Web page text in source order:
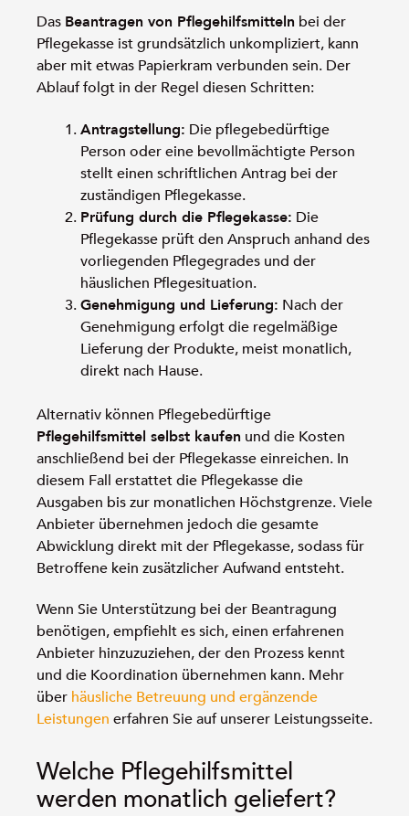
Das Beantragen von Pflegehilfsmitteln bei der
Pflegekasse ist grundsätzlich unkompliziert, kann
aber mit etwas Papierkram verbunden sein. Der
Ablauf folgt in der Regel diesen Schritten:
Antragstellung: Die pflegebedürftige
Person oder eine bevollmächtigte Person
stellt einen schriftlichen Antrag bei der
zuständigen Pflegekasse.
Prüfung durch die Pflegekasse: Die
Pflegekasse prüft den Anspruch anhand des
vorliegenden Pflegegrades und der
häuslichen Pflegesituation.
Genehmigung und Lieferung: Nach der
Genehmigung erfolgt die regelmäßige
Lieferung der Produkte, meist monatlich,
direkt nach Hause.
Alternativ können Pflegebedürftige
Pflegehilfsmittel selbst kaufen und die Kosten
anschließend bei der Pflegekasse einreichen. In
diesem Fall erstattet die Pflegekasse die
Ausgaben bis zur monatlichen Höchstgrenze. Viele
Anbieter übernehmen jedoch die gesamte
Abwicklung direkt mit der Pflegekasse, sodass für
Betroffene kein zusätzlicher Aufwand entsteht.
Wenn Sie Unterstützung bei der Beantragung
benötigen, empfiehlt es sich, einen erfahrenen
Anbieter hinzuzuziehen, der den Prozess kennt
und die Koordination übernehmen kann. Mehr
über häusliche Betreuung und ergänzende
Leistungen erfahren Sie auf unserer Leistungsseite.
Welche Pflegehilfsmittel
werden monatlich geliefert?